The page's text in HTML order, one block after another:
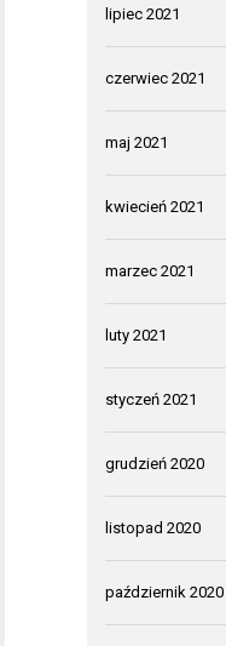
lipiec 2021
czerwiec 2021
maj 2021
kwiecień 2021
marzec 2021
luty 2021
styczeń 2021
grudzień 2020
listopad 2020
październik 2020